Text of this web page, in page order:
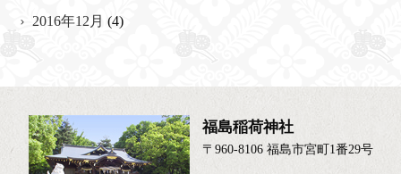
2016年12月 (4)
福島稲荷神社
〒960-8106 福島市宮町1番29号